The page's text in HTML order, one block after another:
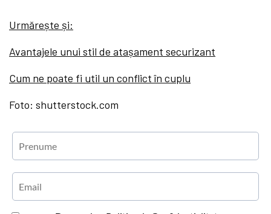
Urmărește și:
Avantajele unui stil de atașament securizant
Cum ne poate fi util un conflict în cuplu
Foto: shutterstock.com